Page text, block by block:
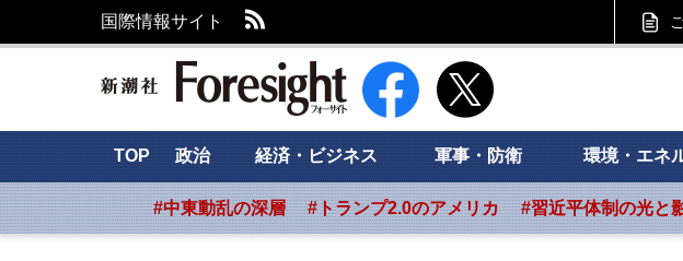
国際情報サイト
新潮社 Foresight フォーサイト
TOP 政治 経済・ビジネス 軍事・防衛 環境・エネ
#中東動乱の深層 #トランプ2.0のアメリカ #習近平体制の光と